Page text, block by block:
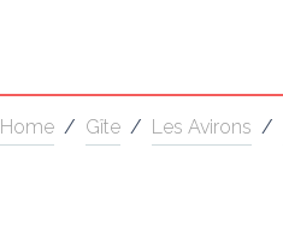
Home / Gîte / Les Avirons /